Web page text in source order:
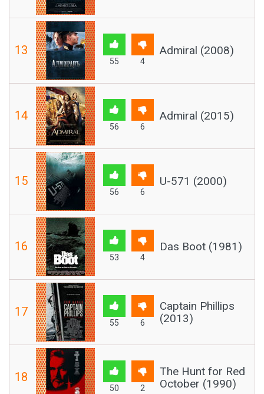
13
55 4
Admiral (2008)
14
56 6
Admiral (2015)
15
56 6
U-571 (2000)
16
53 4
Das Boot (1981)
17
55 6
Captain Phillips
(2013)
18
50 2
The Hunt for Red
October (1990)